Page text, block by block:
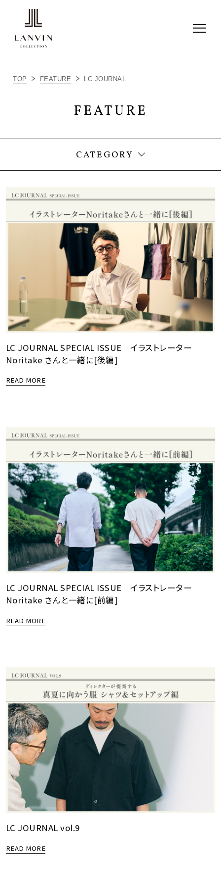
TOP FEATURE LC JOURNAL
FEATURE
CATEGORY
THINGS I LOVE
LC JOURNAL SPECIAL ISSUE イラストレーター
Noritake さんと一緒に[後編]
READ MORE
LC JOURNAL SPECIAL ISSUE イラストレーター
Noritake さんと一緒に[前編]
READ MORE
LC JOURNAL vol.9
READ MORE